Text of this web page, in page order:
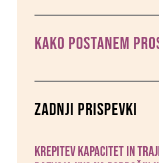
KAKO POSTANEM
Zadnji prispevki
Krepitev kapacitet in